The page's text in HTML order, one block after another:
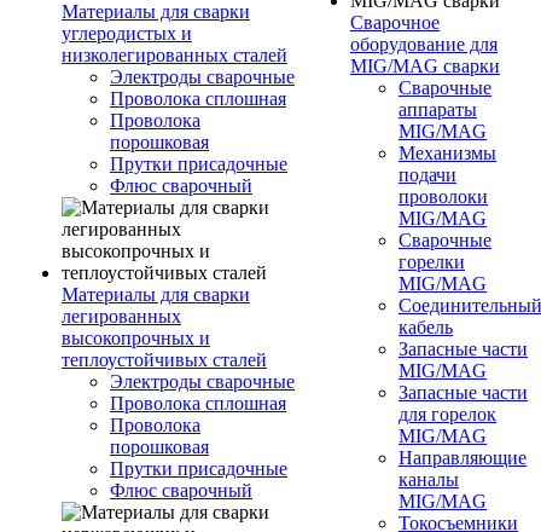
Материалы для сварки
углеродистых и
низколегированных сталей
Электроды сварочные
Проволока сплошная
Проволока
порошковая
Прутки присадочные
Флюс сварочный
Материалы для сварки
легированных
высокопрочных и
теплоустойчивых сталей
Электроды сварочные
Проволока сплошная
Проволока
порошковая
Прутки присадочные
Флюс сварочный
Сварочное
оборудование для
MIG/MAG сварки
Сварочные
аппараты
MIG/MAG
Механизмы
подачи
проволоки
MIG/MAG
Сварочные
горелки
MIG/MAG
Соединительный
кабель
Запасные части
MIG/MAG
Запасные части
для горелок
MIG/MAG
Направляющие
каналы
MIG/MAG
Токосъемники